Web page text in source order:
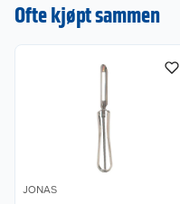
Ofte kjøpt sammen
JONAS